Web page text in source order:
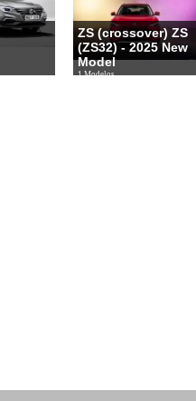
ZS (crossover) ZS
(ZS32) - 2025 New
Model
1 Modelos